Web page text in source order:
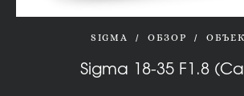
SIGMA ОБЗОР
Sigma 18-35 F1.8